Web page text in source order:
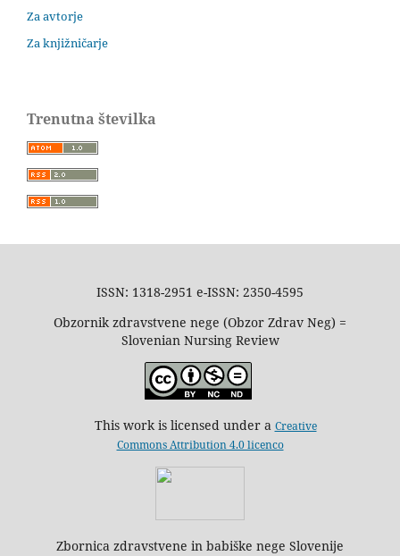
Za avtorje
Za knjižničarje
Trenutna številka
ISSN: 1318-2951 e-ISSN: 2350-4595
Obzornik zdravstvene nege (Obzor Zdrav Neg) =
Slovenian Nursing Review
This work is licensed under a Creative
Commons Attribution 4.0 licenco
Zbornica zdravstvene in babiške nege Slovenije